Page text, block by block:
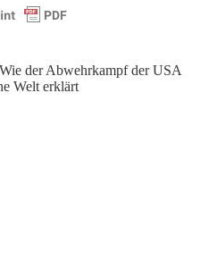
der Abwehrkampf der USA
Welt erklärt